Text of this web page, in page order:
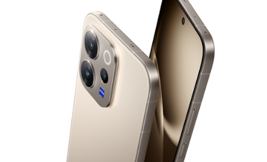
Tunisia | Veuillez sélectionner le pays/la région